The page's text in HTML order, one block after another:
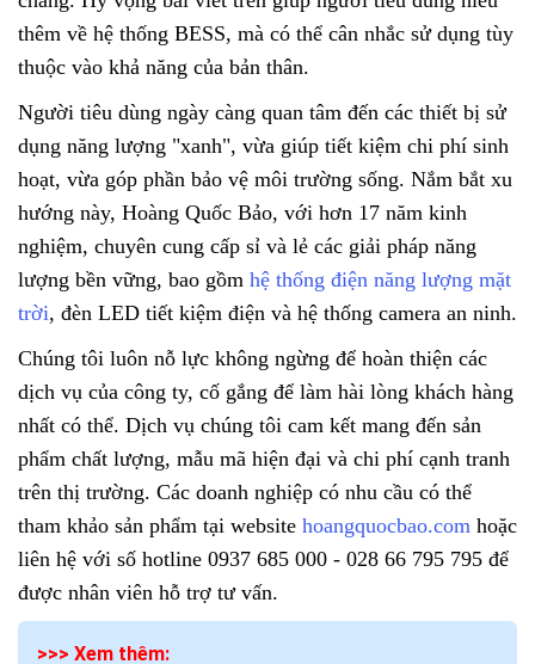
thêm về hệ thống BESS, mà có thể cân nhắc sử dụng tùy
thuộc vào khả năng của bản thân.
Người tiêu dùng ngày càng quan tâm đến các thiết bị sử
dụng năng lượng "xanh", vừa giúp tiết kiệm chi phí sinh
hoạt, vừa góp phần bảo vệ môi trường sống. Nắm bắt xu
hướng này, Hoàng Quốc Bảo, với hơn 17 năm kinh
nghiệm, chuyên cung cấp sỉ và lẻ các giải pháp năng
lượng bền vững, bao gồm hệ thống điện năng lượng mặt
trời, đèn LED tiết kiệm điện và hệ thống camera an ninh.
Chúng tôi luôn nỗ lực không ngừng để hoàn thiện các
dịch vụ của công ty, cố gắng để làm hài lòng khách hàng
nhất có thể. Dịch vụ chúng tôi cam kết mang đến sản
phẩm chất lượng, mẫu mã hiện đại và chi phí cạnh tranh
trên thị trường. Các doanh nghiệp có nhu cầu có thể
tham khảo sản phẩm tại website hoangquocbao.com hoặc
liên hệ với số hotline 0937 685 000 - 028 66 795 795 để
được nhân viên hỗ trợ tư vấn.
>>> Xem thêm: